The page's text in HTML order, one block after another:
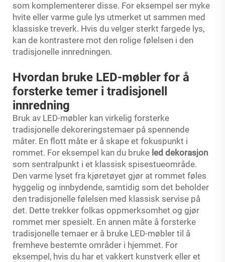
som komplementerer disse. For eksempel ser myke
hvite eller varme gule lys utmerket ut sammen med
klassiske treverk. Hvis du velger sterkt fargede lys,
kan de kontrastere mot den rolige følelsen i den
tradisjonelle innredningen.
Hvordan bruke LED-møbler for å
forsterke temer i tradisjonell
innredning
Bruk av LED-møbler kan virkelig forsterke
tradisjonelle dekoreringstemaer på spennende
måter. En flott måte er å skape et fokuspunkt i
rommet. For eksempel kan du bruke led dekorasjon
som sentralpunkt i et klassisk spisestueområde.
Den varme lyset fra kjøretøyet gjør at rommet føles
hyggelig og innbydende, samtidig som det beholder
den tradisjonelle følelsen med klassisk servise på
det. Dette trekker folkas oppmerksomhet og gjør
rommet mer spesielt. En annen måte å forsterke
tradisjonelle temaer er å bruke LED-møbler til å
fremheve bestemte områder i hjemmet. For
eksempel, hvis du har et vakkert kunstverk eller et